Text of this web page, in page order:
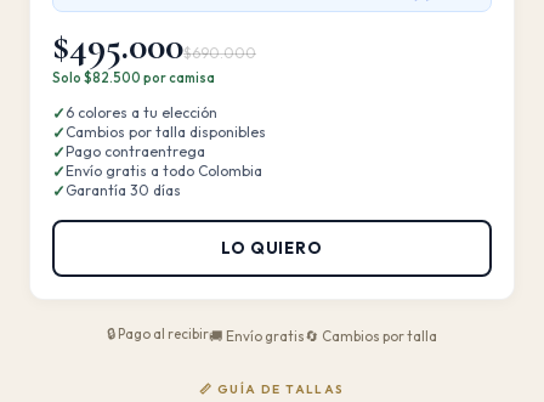
$495.000$690.000
Solo $82.500 por camisa
✓ 6 colores a tu elección
✓ Cambios por talla disponibles
✓Pago contraentrega
✓Envío gratis a todo Colombia
✓ Garantía 30 días
LO QUIERO
🔒 Pago al recibir🚚 Envío gratis🔄 Cambios por talla
📏 GUÍA DE TALLAS